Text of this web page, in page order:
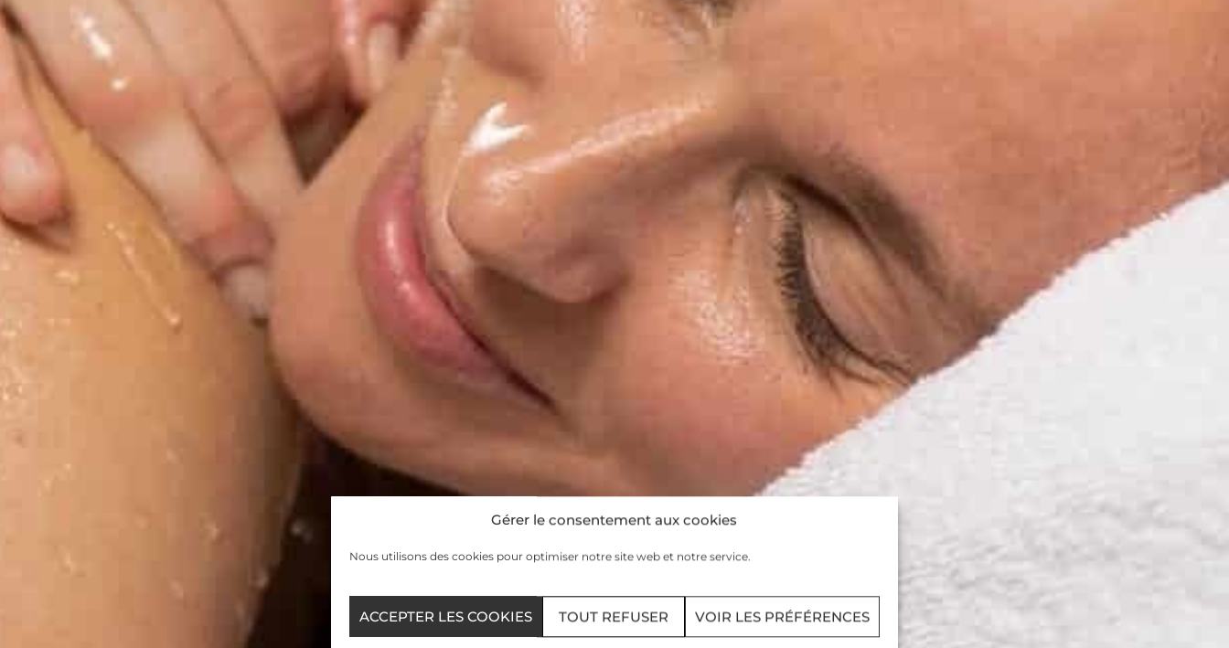
Gérer le consentement aux cookies
Nous utilisons des cookies pour optimiser notre site web et notre service.
ACCEPTER LES COOKIES TOUT REFUSER VOIR LES PRÉFÉRENCES